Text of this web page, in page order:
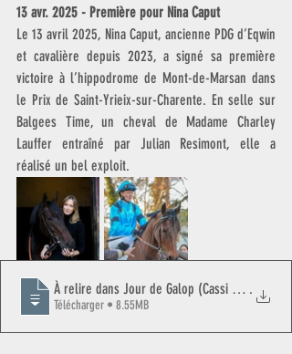
13 avr. 2025 - Première pour Nina Caput
Le 13 avril 2025, Nina Caput, ancienne PDG d’Eqwin
et cavalière depuis 2023, a signé sa première
victoire à l’hippodrome de Mont-de-Marsan dans
le Prix de Saint-Yrieix-sur-Charente. En selle sur
Balgees Time, un cheval de Madame Charley
Lauffer entraîné par Julian Resimont, elle a
réalisé un bel exploit.
À relire dans Jour de Galop (Cassi Brechon et
.
Télécharger • 8.55MB